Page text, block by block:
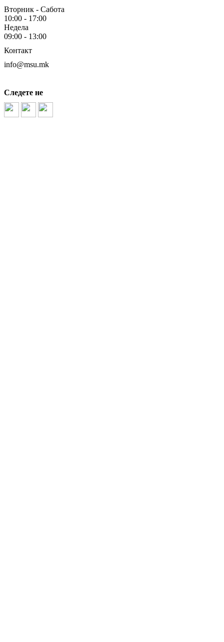
Вторник - Сабота
10:00 - 17:00
Недела
09:00 - 13:00
Контакт
info@msu.mk
Следете не